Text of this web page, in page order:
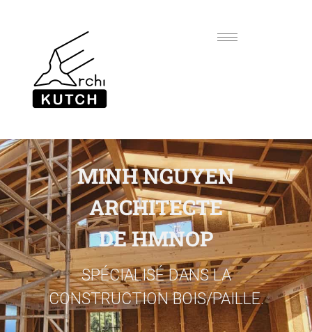
MINH NGUYEN
ARCHITECTE
DE HMNOP
SPÉCIALISÉ DANS LA
CONSTRUCTION BOIS/PAILLE.